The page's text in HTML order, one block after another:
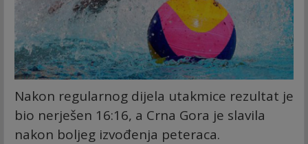
Nakon regularnog dijela utakmice rezultat je
bio nerješen 16:16, a Crna Gora je slavila
nakon boljeg izvođenja peteraca.